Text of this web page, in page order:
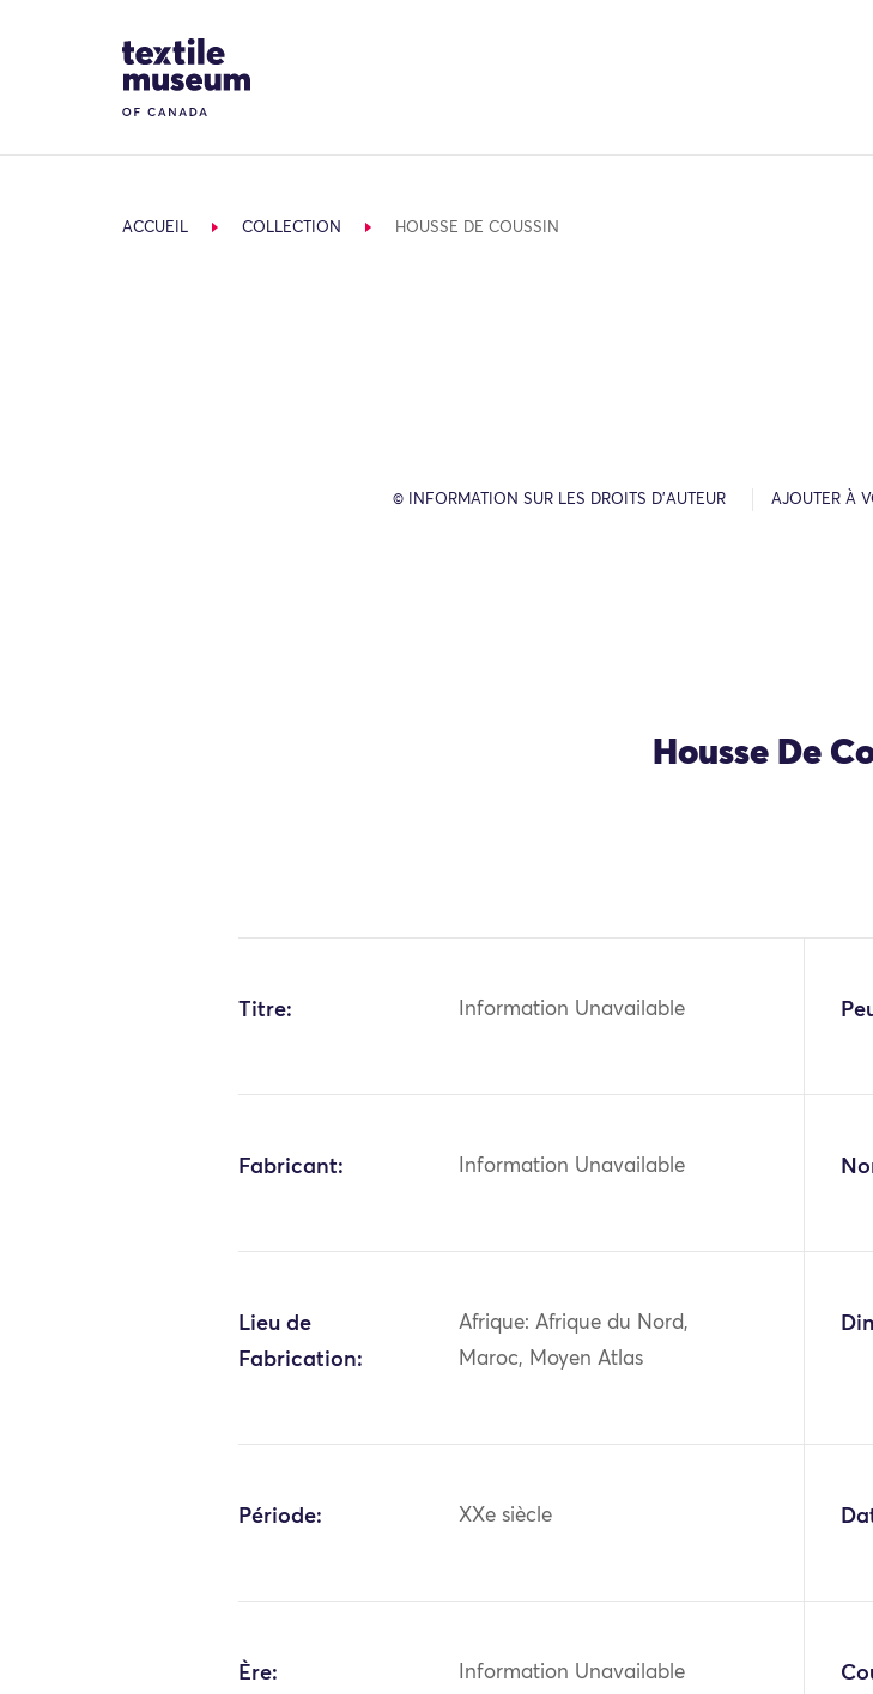
Site Logo
ACCUEIL COLLECTION HOUSSE DE COUSSIN
© INFORMATION SUR LES DROITS D’AUTEUR AJOUTER À
Housse De
Titre: Information Unavailable
Fabricant: Information Unavailable
Lieu de
Fabrication:
Afrique: Afrique du Nord,
Maroc, Moyen Atlas
Période: XXe siècle
Ère: Information Unavailable